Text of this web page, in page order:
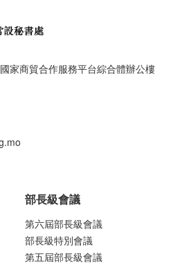
家商貿合作服務平台綜合體辦公樓
部長級會議
第六屆部長級會議
部長級特別會議
第五屆部長級會議